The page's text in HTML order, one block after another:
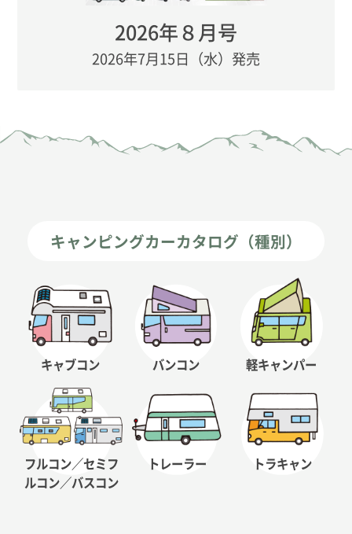
2026年８月号
2026年7月15日（水）発売
キャンピングカーカタログ（種別）
キャブコン バンコン 軽キャンパー
フルコン／セミフ
ルコン／バスコン
トレーラー トラキャン